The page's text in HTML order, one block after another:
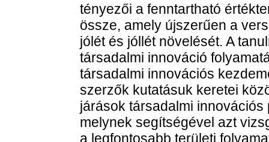
tényezői a fenntartható
össze, amely újszerűen a
jólét és jóllét növelését. A
társadalmi innováció
társadalmi innovációs
szerzők kutatásuk keretei
járások társadalmi
melynek segítségével azt
a legfontosabb területi